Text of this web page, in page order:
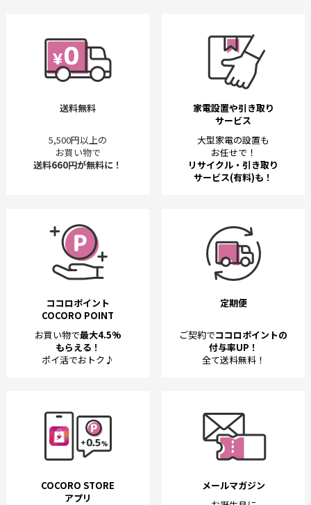
送料無料
5,500円以上の
お買い物で
送料660円が無料に！
家電設置や引き取り
サービス
大型家電の設置も
お任せで！
リサイクル・引き取り
サービス(有料)も！
ココロポイント
COCORO POINT
お買い物で最大4.5%
もらえる！
ポイ活でおトク♪
定期便
ご契約でココロポイントの
付与率UP！
全て送料無料！
COCORO STORE
アプリ
メールマガジン